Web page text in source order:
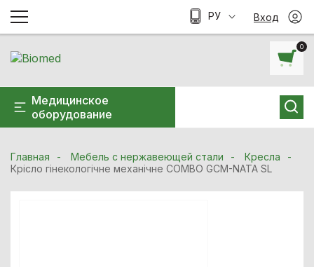
0
Медицинское
оборудование
РУ Вход
Главная Мебель с нержавеющей стали
Кресла
Крісло гінекологічне механічне COMBO GCM-NATA SL